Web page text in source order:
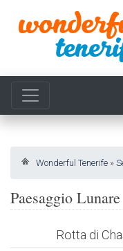
Wonderful Tenerife »
Paesaggio Lunare
Rotta di